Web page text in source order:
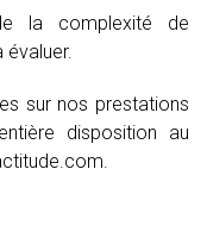
la complexité de
évaluer.
sur nos prestations
disposition au